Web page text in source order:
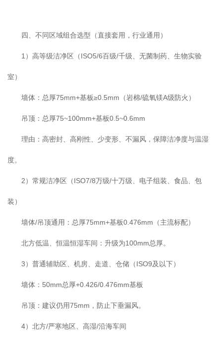
四、不同区域组合选型（直接套用，行业通用）
1）高等级洁净区（ISO5/6百级/千级、无菌制药、生物实验
室）
墙体：总厚75mm+基板≥0.5mm（岩棉/硫氧镁A级防火）
吊顶：总厚75~100mm+基板0.5~0.6mm
理由：高密封、高刚性、少变形、不漏风，保障洁净度与温湿
度。
2）常规洁净区（ISO7/8万级/十万级、电子组装、食品、包
装）
墙体/吊顶通用：总厚75mm+基板0.476mm（主流标配）
北方低温、恒温恒湿车间：升级为100mm总厚。
3）普通辅助区、机房、走道、仓储（ISO9及以下）
墙体：50mm总厚+0.426/0.476mm基板
吊顶：建议仍用75mm，防止下垂漏风。
4）北方/严寒地区、高湿/沿海车间